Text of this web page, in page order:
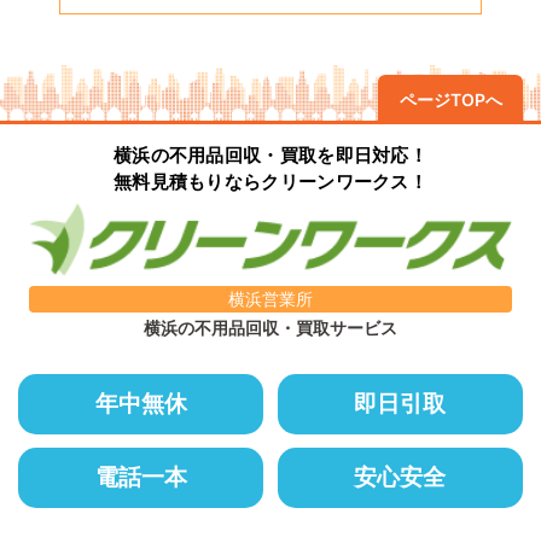
ページTOPへ
横浜の不用品回収・買取を即日対応！
無料見積もりならクリーンワークス！
横浜営業所
横浜の不用品回収・買取サービス
年中無休 即日引取
電話一本 安心安全